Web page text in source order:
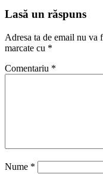
Lasă un răspuns
Adresa ta de email nu va
marcate cu *
Comentariu *
Nume *